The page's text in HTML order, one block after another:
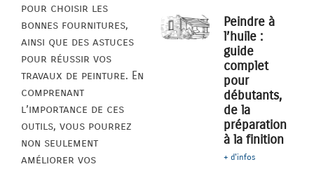
pour choisir les
bonnes fournitures,
ainsi que des astuces
pour réussir vos
travaux de peinture. En
comprenant
l’importance de ces
outils, vous pourrez
non seulement
améliorer vos
Peindre à
l’huile :
guide
complet
pour
débutants,
de la
préparation
à la finition
+ d'infos